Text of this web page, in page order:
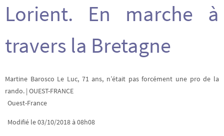
Lorient. En marche à
travers la Bretagne
Martine Barosco Le Luc, 71 ans, n’était pas forcément une pro de la
rando. | OUEST-FRANCE
Ouest-France
Modifié le03/10/2018 à 08h08